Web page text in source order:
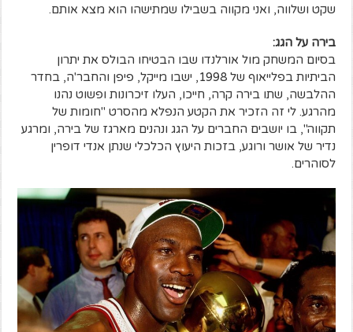
שקט ושלווה, ואני מקווה בשבילו שמתישהו הוא מצא אותם.
בירה על הגג:
בסיום המשחק מול אורלנדו שבו הבטיחו הבולס את יתרון
הביתיות בפלייאוף של 1998, ישבו מייקל, פיפן והחבר'ה, בחדר
ההלבשה, שתו בירה קרה, חייכו, העלו זיכרונות ופשוט נהנו
מהרגע. לי זה הזכיר את הקטע הנפלא מהסרט "חומות של
תקווה", בו יושבים החברים על הגג ונהנים מארגז של בירה, ומרגע
נדיר של אושר ורוגע, בזכות היעוץ הכלכלי שנתן אנדי דופרין
לסוהרים.